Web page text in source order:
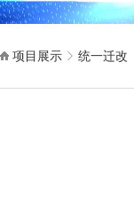
项目展示 统一迁改